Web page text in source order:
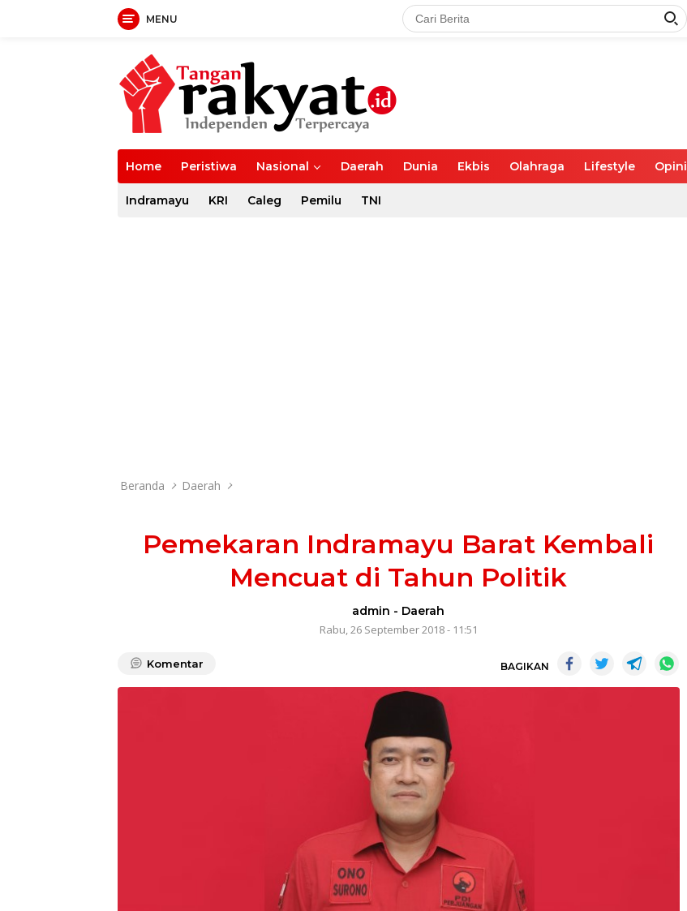
MENU
Home Peristiwa Nasional Daerah Dunia Ekbis Olahraga Lifestyle Opini
Indramayu KRI Caleg Pemilu TNI
Beranda Daerah
Pemekaran Indramayu Barat Kembali
Mencuat di Tahun Politik
admin - Daerah
Rabu, 26 September 2018 - 11:51
Komentar BAGIKAN